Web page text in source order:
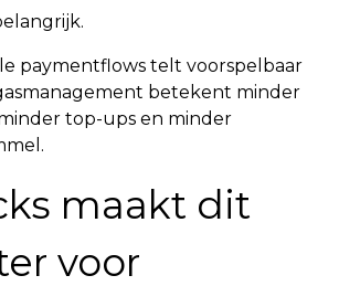
paymentflows telt voorspelbaar
betekent minder
top-ups en minder
maakt dit
voor